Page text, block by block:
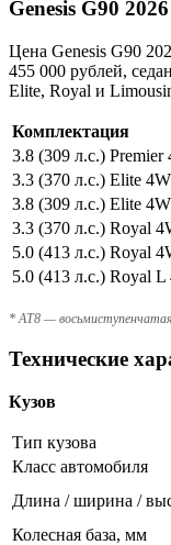
Genesis G90
Цена Genesis G90
455 000 рублей,
Elite, Royal и
Комплектация
3.8 (309 л.с.)
3.3 (370 л.с.) Elite
3.8 (309 л.с.) Elite
3.3 (370 л.с.) Royal
5.0 (413 л.с.) Royal
5.0 (413 л.с.) Royal
* AT8 —
Технические
Кузов
Тип кузова
Класс автомобиля
Длина / ширина /
Колесная база, мм